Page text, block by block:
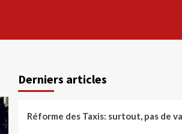
Derniers articles
Réforme des Taxis: surtout, pas de